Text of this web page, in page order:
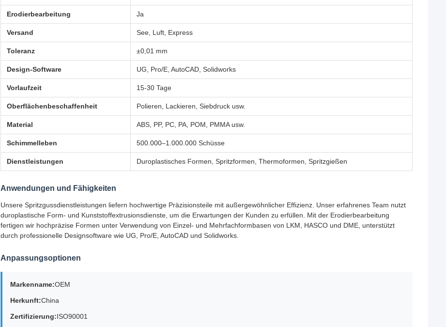
Erodierbearbeitung Ja
Versand See, Luft, Express
Toleranz ±0,01 mm
Design-Software UG, Pro/E, AutoCAD, Solidworks
Vorlaufzeit 15-30 Tage
Oberflächenbeschaffenheit Polieren, Lackieren, Siebdruck usw.
Material ABS, PP, PC, PA, POM, PMMA usw.
Schimmelleben 500.000–1.000.000 Schüsse
Dienstleistungen Duroplastisches Formen, Spritzformen, Thermoformen, Spritzgießen
Anwendungen und Fähigkeiten
Unsere Spritzgussdienstleistungen liefern hochwertige Präzisionsteile mit außergewöhnlicher Effizienz. Unser erfahrenes Team nutzt
duroplastische Form- und Kunststoffextrusionsdienste, um die Erwartungen der Kunden zu erfüllen. Mit der Erodierbearbeitung
fertigen wir hochpräzise Formen unter Verwendung von Einzel- und Mehrfachformbasen von LKM, HASCO und DME, unterstützt
durch professionelle Designsoftware wie UG, Pro/E, AutoCAD und Solidworks.
Anpassungsoptionen
Markenname:OEM
Herkunft:China
Zertifizierung:ISO90001